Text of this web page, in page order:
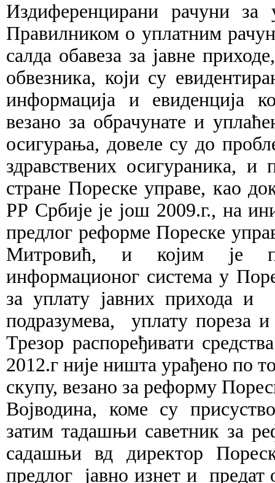
Издиференцирани рачуни за
Правилником о уплатним
салда обавеза за јавне
обвезника, који су
информација и евиденција
везано за обрачунате и
осигурања, довеле су до
здравствених осигураника,
стране Пореске управе, као
РР Србије је још 2009.г., на
предлог реформе Пореске
Митровић, и којим је
информационог система у
за уплату јавних прихода и
подразумева, уплату пореза
Трезор распоређивати
2012.г није ништа урађено по
скупу, везано за реформу
Војводина, коме су
затим тадашњи саветник за
садашњи вд директор
предлог јавно изнет и предат